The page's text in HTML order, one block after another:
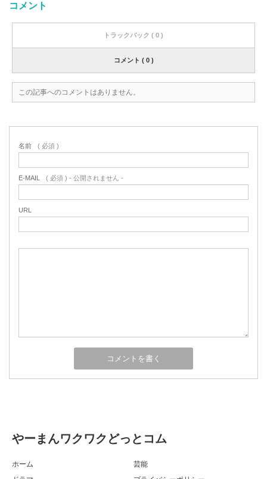
コメント
トラックバック ( 0 )
コメント ( 0 )
この記事へのコメントはありません。
名前 ( 必須 )
E-MAIL ( 必須 ) - 公開されません -
URL
やーまんワクワクどっとコム
ホーム
芸能